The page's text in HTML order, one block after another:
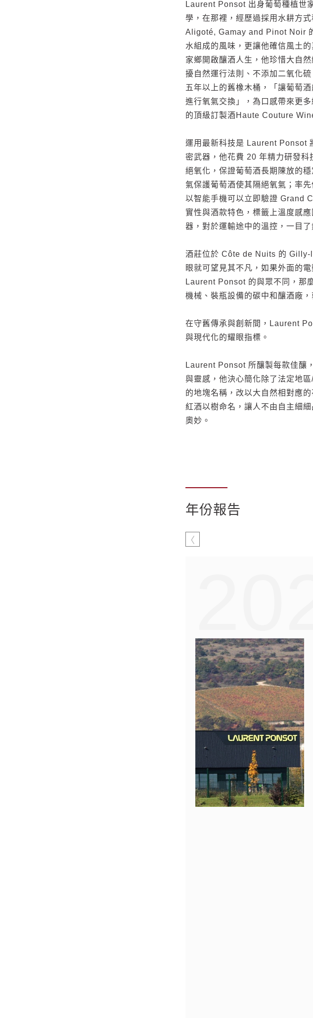
Laurent Ponsot 出身葡萄種植世
學，在那裡，經歷過採用水耕方
Aligoté, Gamay and Pinot Noir
水組成的風味，更讓他確信風土
家鄉開啟釀酒人生，他珍惜大自
擾自然運行法則、不添加二氧化
五年以上的舊橡木桶，「讓葡萄
進行氧氣交換」，為口感帶來更
的頂級訂製酒Haute Couture
運用最新科技是 Laurent Ponsot
密武器，他花費 20 年精力研發
絕氧化，保證葡萄酒長期陳放的
氣保護葡萄酒使其隔絕氧氣；率
以智能手機可以立即驗證 Grand
實性與酒款特色，標籤上溫度感
器，對於運輸途中的溫控，一目了
酒莊位於 Côte de Nuits 的
眼就可望見其不凡，如果外面的
Laurent Ponsot 的與眾不同，那
機械、裝瓶設備的碳中和釀酒廠
在守舊傳承與創新間，Laurent
與現代化的耀眼指標。
Laurent Ponsot 所釀製每款佳釀
與靈感，他決心簡化除了法定地
的地塊名稱，改以大自然相對應
紅酒以樹命名，讓人不由自主細
奧妙。
年份報告